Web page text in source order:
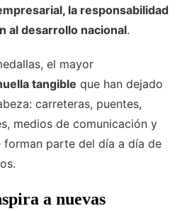
la responsabilidad
al desarrollo nacional.
el mayor
tangible que han dejado
carreteras, puentes,
medios de comunicación y
parte del día a día de
a nuevas